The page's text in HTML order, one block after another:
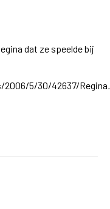
dat ze speelde bij
5/30/42637/